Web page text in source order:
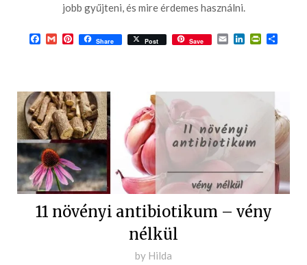
31
jobb gyűjteni, és mire érdemes használni.
Facebook
GmailPinterest
Share Post Save EmailLinkedIn
11 növényi antibiotikum – vény
nélkül
Posted
by Hilda